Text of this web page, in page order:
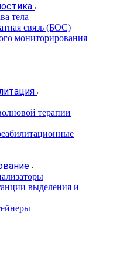
тела
связь (БОС)
мониторирования
терапии
выделения и